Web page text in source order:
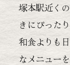
塚本駅近く
きにぴった
和食よりも
なメニュー